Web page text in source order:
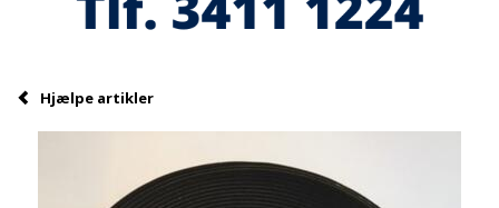
Hjælpe artikler